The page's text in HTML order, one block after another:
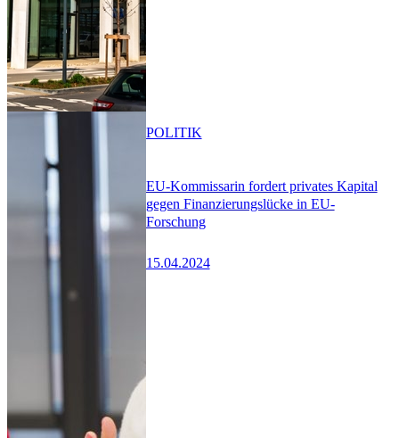
EU-Kommissarin fordert privates Kapital
gegen Finanzierungslücke in EU-
Forschung
15.04.2024
POLITIK